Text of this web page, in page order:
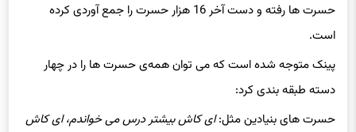
است.
پینک متوجه شده است که می توان همه‌ی حسرت ها را در چهار
دسته طبقه بندی کرد:
حسرت های بنیادین مثل:
بیشتر کار می کردم، ای کاش بیشتر به سلامتی ام اهمیت می دادم و